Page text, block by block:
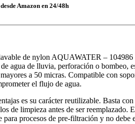
Amazon en 24/48h
de nylon AQUAWATER – 104986
agua de lluvia, perforación o bombeo,
a 50 micras. Compatible con
el flujo de agua.
es su carácter reutilizable. Basta
de limpieza antes de ser reemplazado.
para procesos de pre-filtración y no debe